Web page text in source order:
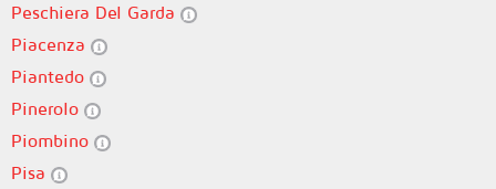
Peschiera Del Garda
Piacenza
Piantedo
Pinerolo
Piombino
Pisa